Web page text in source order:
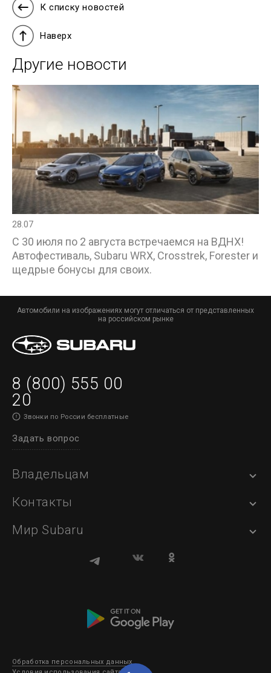
К списку новостей
Наверх
Другие новости
28.07
С 30 июля по 2 августа встречаемся на ВДНХ!
Автофестиваль, Subaru WRX, Crosstrek, Forester и
щедрые бонусы для своих.
Автомобили на изображениях могут отличаться от представленных
на российском рынке
8 (800) 555 00
20
Звонки по России бесплатные
Задать вопрос
Владельцам
Контакты
Мир Subaru
Обработка персональных данных